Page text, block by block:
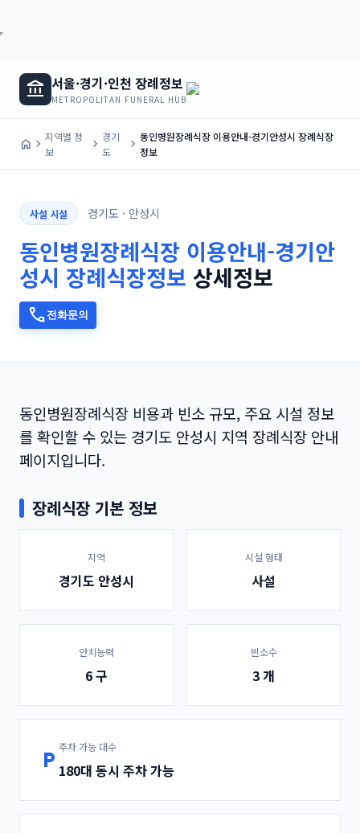
account_balance 서울·경기·인천 장례정보
METROPOLITAN FUNERAL HUB
home chevron_right 지역별 정
보
chevron_right 경기
도
chevron_right 동인병원장례식장 이용안내-경기안성시 장례식장
정보
사설 시설 경기도 · 안성시
동인병원장례식장 이용안내-경기안
성시 장례식장정보 상세정보
call 전화문의
동인병원장례식장 비용과 빈소 규모, 주요 시설 정보
를 확인할 수 있는 경기도 안성시 지역 장례식장 안내
페이지입니다.
장례식장 기본 정보
지역
경기도 안성시
시설 형태
사설
안치능력
6 구
빈소수
3 개
local_parking
주차 가능 대수
180대 동시 주차 가능